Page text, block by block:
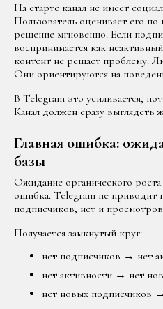
На старте канал не имеет
Пользователь оценивает его
решение мгновенно. Если
воспринимается как
контент не решает проблему.
Они ориентируются на
В Telegram это усиливается,
Канал должен сразу выглядеть
Главная ошибка:
базы
Ожидание органического
ошибка. Telegram не приводит
подписчиков, нет и
Получается замкнутый круг:
нет подписчиков → нет
нет активности → нет
нет новых подписчиков